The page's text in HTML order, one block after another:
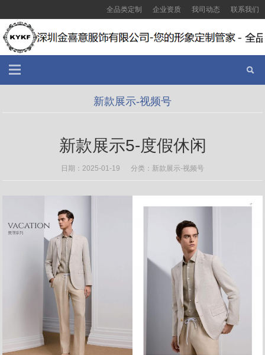
全品类定制 企业资质 我司动态 联系我们
新款展示-视频号
新款展示5-度假休闲
日期：2025-01-19 分类： 新款展示-视频号